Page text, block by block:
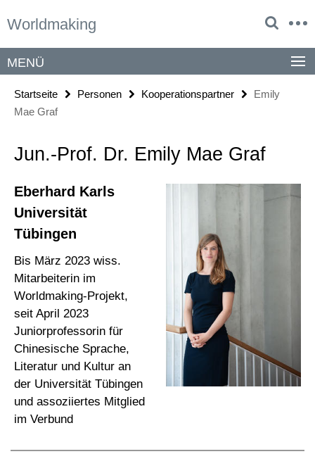
direkt
Inhalt
Worldmaking
Service-
MENÜ
Startseite Personen Kooperationspartner
Emily
Mae Graf
Jun.-Prof. Dr. Emily Mae Graf
Eberhard Karls
Universität
Tübingen
Bis März 2023 wiss.
Mitarbeiterin im
Worldmaking-Projekt,
seit April 2023
Juniorprofessorin für
Chinesische Sprache,
Literatur und Kultur an
der Universität Tübingen
und assoziiertes Mitglied
im Verbund